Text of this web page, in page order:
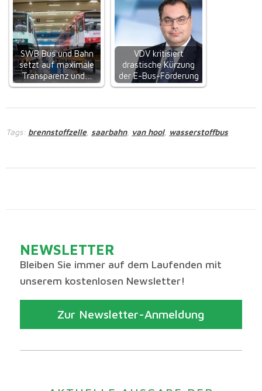
SWB Bus und Bahn
setzt auf maximale
Transparenz und…
VDV kritisiert
drastische Kürzung
der E-Bus-Förderung
Tags: brennstoffzelle, saarbahn, van hool, wasserstoffbus
NEWSLETTER
Bleiben Sie immer auf dem Laufenden mit
unserem kostenlosen Newsletter!
Zur Newsletter-Anmeldung